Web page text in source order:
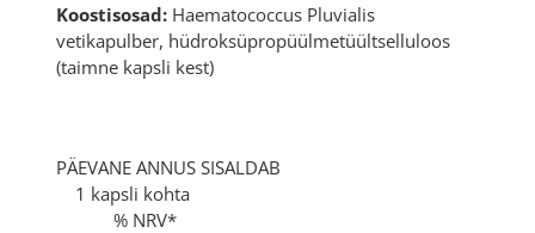
Koostisosad:Haematococcus Pluvialis
vetikapulber, hüdroksüpropüülmetüültselluloos
(taimne kapsli kest)
PÄEVANE ANNUS SISALDAB
1 kapsli kohta
% NRV*